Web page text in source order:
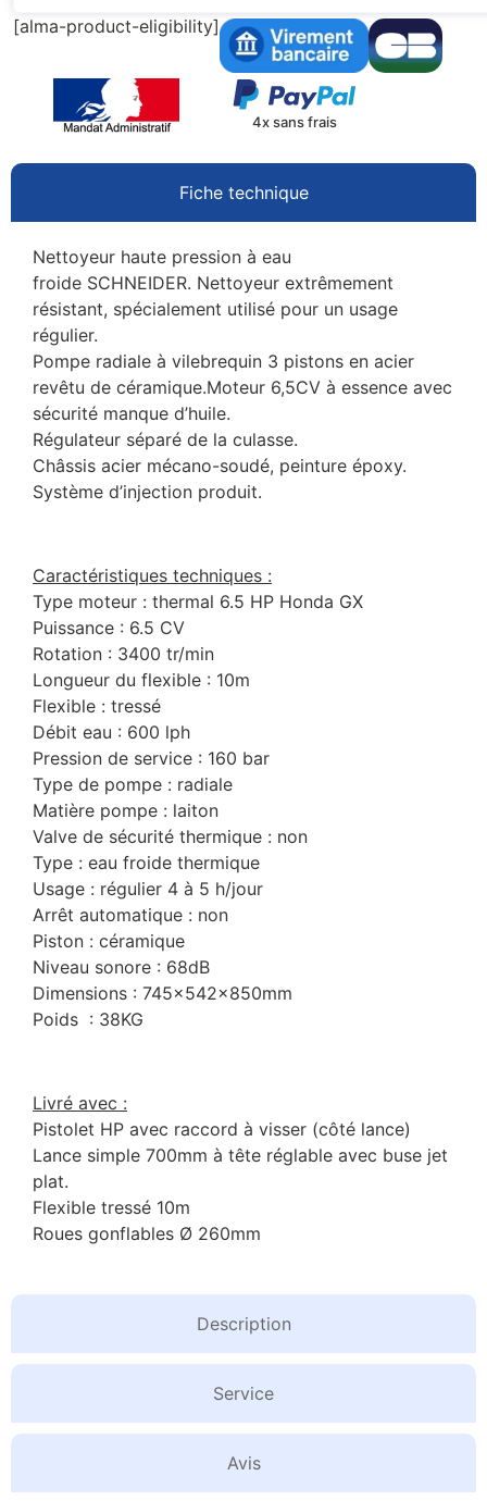
[alma-product-eligibility]
4x sans frais
Fiche technique
Description
Service
Avis
Nettoyeur haute pression à eau
froide SCHNEIDER. Nettoyeur extrêmement
résistant, spécialement utilisé pour un usage
régulier.
Pompe radiale à vilebrequin 3 pistons en acier
revêtu de céramique.Moteur 6,5CV à essence avec
sécurité manque d’huile.
Régulateur séparé de la culasse.
Châssis acier mécano-soudé, peinture époxy.
Système d’injection produit.
Caractéristiques techniques :
Type moteur : thermal 6.5 HP Honda GX
Puissance : 6.5 CV
Rotation : 3400 tr/min
Longueur du flexible : 10m
Flexible : tressé
Débit eau : 600 lph
Pression de service : 160 bar
Type de pompe : radiale
Matière pompe : laiton
Valve de sécurité thermique : non
Type : eau froide thermique
Usage : régulier 4 à 5 h/jour
Arrêt automatique : non
Piston : céramique
Niveau sonore : 68dB
Dimensions : 745x542x850mm
Poids : 38KG
Livré avec :
Pistolet HP avec raccord à visser (côté lance)
Lance simple 700mm à tête réglable avec buse jet
plat.
Flexible tressé 10m
Roues gonflables Ø 260mm